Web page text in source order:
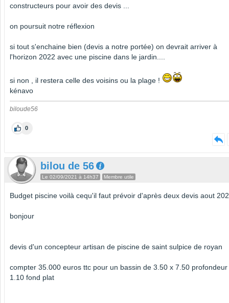
constructeurs pour avoir des devis ...
on poursuit notre réflexion
si tout s'enchaine bien (devis a notre portée) on devrait arriver à
l'horizon 2022 avec une piscine dans le jardin....
si non , il restera celle des voisins ou la plage !
kénavo
biloude56
0
bilou de 56
Le 02/09/2021 à 14h37 Membre utile
Budget piscine voilà cequ'il faut prévoir d'après deux devis aout
bonjour
devis d'un concepteur artisan de piscine de saint sulpice de royan
compter 35.000 euros ttc pour un bassin de 3.50 x 7.50 profondeur
1.10 fond plat